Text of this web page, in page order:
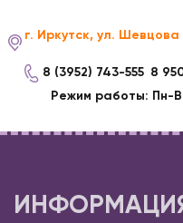
г. Иркутск, ул.
8 (3952) 743-555 8
Режим работы: Пн-